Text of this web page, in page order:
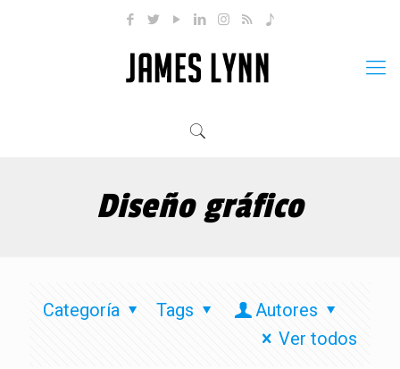
Diseño gráfico
Categoría Tags
Autores
Ver todos